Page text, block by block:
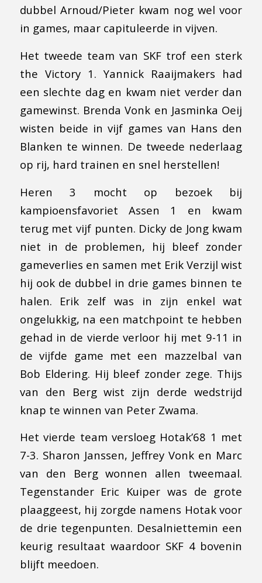
dubbel Arnoud/Pieter kwam nog wel voor
in games, maar capituleerde in vijven.
Het tweede team van SKF trof een sterk
the Victory 1. Yannick Raaijmakers had
een slechte dag en kwam niet verder dan
gamewinst. Brenda Vonk en Jasminka Oeij
wisten beide in vijf games van Hans den
Blanken te winnen. De tweede nederlaag
op rij, hard trainen en snel herstellen!
Heren 3 mocht op bezoek bij
kampioensfavoriet Assen 1 en kwam
terug met vijf punten. Dicky de Jong kwam
niet in de problemen, hij bleef zonder
gameverlies en samen met Erik Verzijl wist
hij ook de dubbel in drie games binnen te
halen. Erik zelf was in zijn enkel wat
ongelukkig, na een matchpoint te hebben
gehad in de vierde verloor hij met 9-11 in
de vijfde game met een mazzelbal van
Bob Eldering. Hij bleef zonder zege. Thijs
van den Berg wist zijn derde wedstrijd
knap te winnen van Peter Zwama.
Het vierde team versloeg Hotak’68 1 met
7-3. Sharon Janssen, Jeffrey Vonk en Marc
van den Berg wonnen allen tweemaal.
Tegenstander Eric Kuiper was de grote
plaaggeest, hij zorgde namens Hotak voor
de drie tegenpunten. Desalniettemin een
keurig resultaat waardoor SKF 4 bovenin
blijft meedoen.